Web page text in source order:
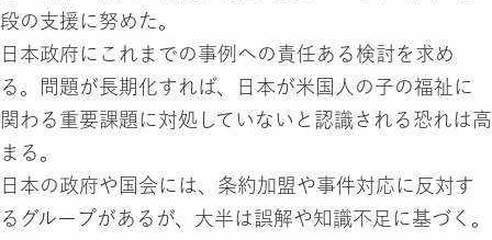
段の支援に努めた。
日本政府にこれまでの事例への責任ある検討を求め
る。問題が長期化すれば、日本が米国人の子の福祉に
関わる重要課題に対処していないと認識される恐れは高
まる。
日本の政府や国会には、条約加盟や事件対応に反対す
るグループがあるが、大半は誤解や知識不足に基づく。